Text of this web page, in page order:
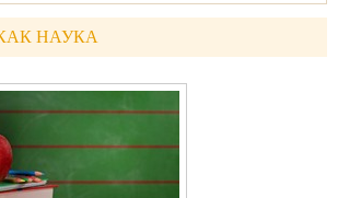
НАУКА